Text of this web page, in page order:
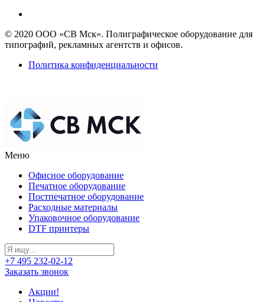
© 2020 ООО «СВ Мск». Полиграфическое оборудование для
типографий, рекламных агентств и офисов.
Политика конфиденциальности
Меню
Офисное оборудование
Печатное оборудование
Постпечатное оборудование
Расходные материалы
Упаковочное оборудование
DTF принтеры
+7 495 232-02-12
Заказать звонок
Акции!